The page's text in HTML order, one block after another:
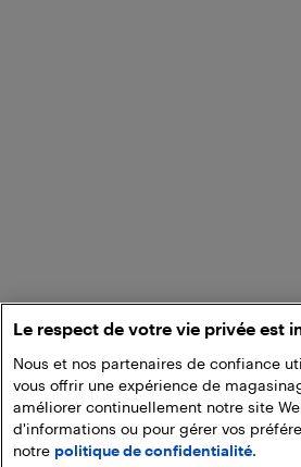
Ajouter au panier
Le respect de votre vie privée est
Nous et nos partenaires de confiance
vous offrir une expérience de
améliorer continuellement notre site
d'informations ou pour gérer vos
notre politique de confidentialité.